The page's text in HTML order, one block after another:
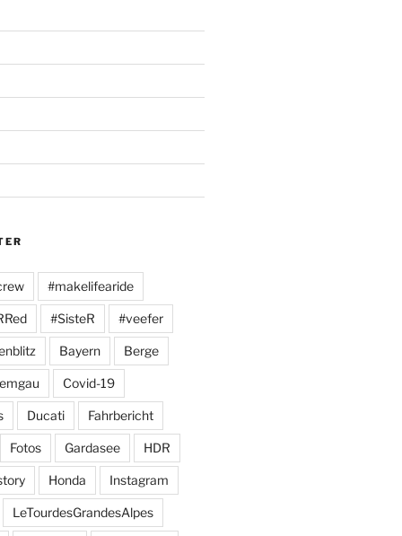
#makelifearide
#SisteR #veefer
Bayern Berge
Covid-19
Ducati Fahrbericht
Fotos Gardasee HDR
Honda Instagram
LeTourdesGrandesAlpes